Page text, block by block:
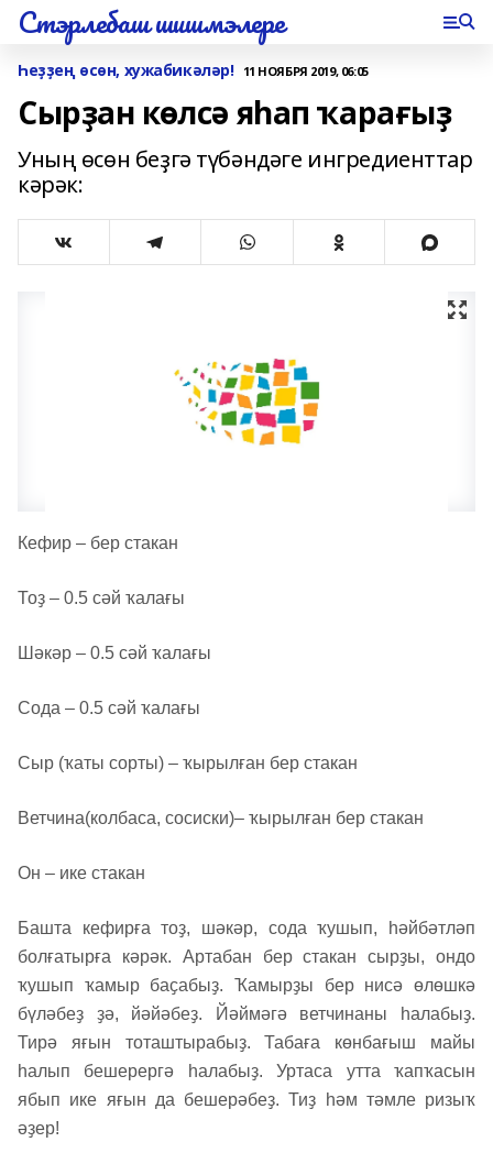
Стэрлебаш шишмэлере
Һеҙҙең өсөн, хужабикәләр! 11 НОЯБРЯ 2019, 06:05
Сырҙан көлсә яһап ҡарағыҙ
Уның өсөн беҙгә түбәндәге ингредиенттар
кәрәк:
Кефир – бер стакан
Тоҙ – 0.5 сәй ҡалағы
Шәкәр – 0.5 сәй ҡалағы
Сода – 0.5 сәй ҡалағы
Сыр (ҡаты сорты) – ҡырылған бер стакан
Ветчина(колбаса, сосиски)– ҡырылған бер стакан
Он – ике стакан
Башта кефирға тоҙ, шәкәр, сода ҡушып, һәйбәтләп
болғатырға кәрәк. Артабан бер стакан сырҙы, ондо
ҡушып ҡамыр баҫабыҙ. Ҡамырҙы бер нисә өлөшкә
бүләбеҙ ҙә, йәйәбеҙ. Йәймәгә ветчинаны һалабыҙ.
Тирә яғын тоташтырабыҙ. Табаға көнбағыш майы
һалып бешерергә һалабыҙ. Уртаса утта ҡапҡасын
ябып ике яғын да бешерәбеҙ. Тиҙ һәм тәмле ризыҡ
әҙер!